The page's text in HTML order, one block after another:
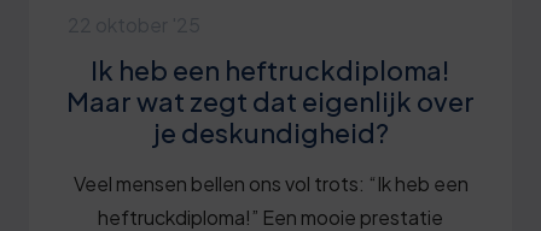
Ik heb een heftruckdiploma!
Maar wat zegt dat eigenlijk over
je deskundigheid?
Veel mensen bellen ons vol trots: “Ik heb een
heftruckdiploma!” Een mooie prestatie